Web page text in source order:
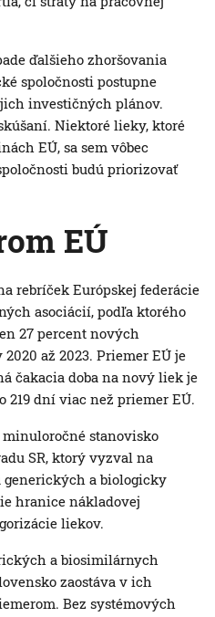
ďalšieho zhoršovania
spoločnosti postupne
investičných plánov.
Niektoré lieky, ktoré
EÚ, sa sem vôbec
budú priorizovať
EÚ
rebríček Európskej federácie
asociácií, podľa ktorého
27 percent nových
až 2023. Priemer EÚ je
čakacia doba na nový liek je
219 dní viac než priemer EÚ.
stanovisko
SR, ktorý vyzval na
a biologicky
hranice nákladovej
liekov.
a biosimilárnych
zaostáva v ich
Bez systémových